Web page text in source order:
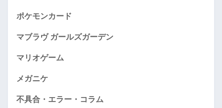
ポケモンカード
マブラヴ ガールズガーデン
マリオゲーム
メガニケ
不具合・エラー・コラム